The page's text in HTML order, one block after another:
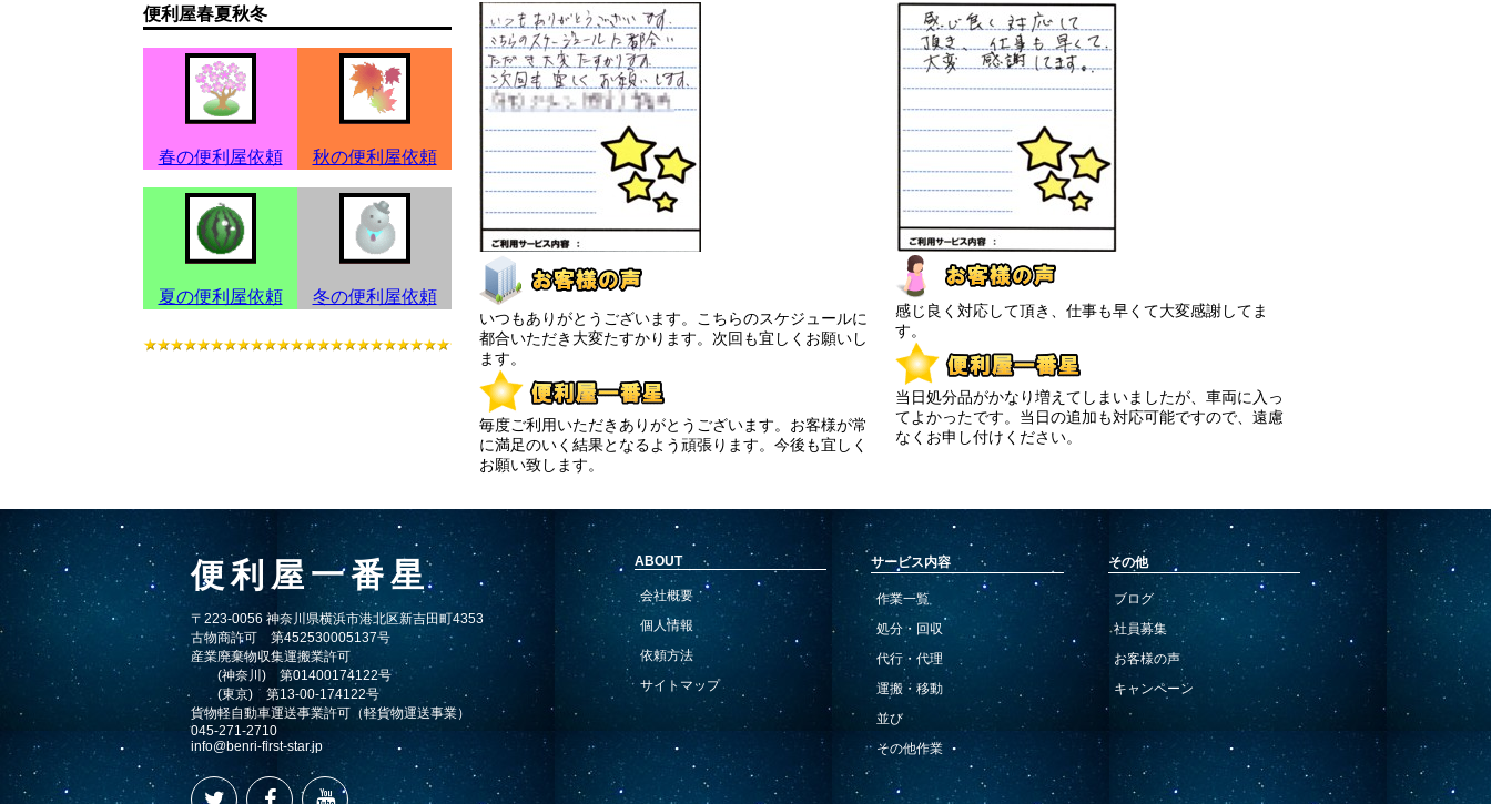
いつもありがとうございます。こちらのスケジュールに
都合いただき大変たすかります。次回も宜しくお願いし
ます。
毎度ご利用いただきありがとうございます。お客様が常
に満足のいく結果となるよう頑張ります。今後も宜しく
お願い致します。
感じ良く対応して頂き、仕事も早くて大変感謝してま
す。
当日処分品がかなり増えてしまいましたが、車両に入っ
てよかったです。当日の追加も対応可能ですので、遠慮
なくお申し付けください。
便利屋春夏秋冬
春の便利屋依頼
夏の便利屋依頼
秋の便利屋依頼
冬の便利屋依頼
便利屋一番星
〒223-0056 神奈川県横浜市港北区新吉田町4353
古物商許可 第452530005137号
産業廃棄物収集運搬業許可
(神奈川) 第01400174122号
(東京) 第13-00-174122号
貨物軽自動車運送事業許可（軽貨物運送事業）
045-271-2710
info@benri-first-star.jp
ABOUT
会社概要
個人情報
依頼方法
サイトマップ
サービス内容
作業一覧
処分・回収
代行・代理
運搬・移動
並び
その他作業
その他
ブログ
社員募集
お客様の声
キャンペーン